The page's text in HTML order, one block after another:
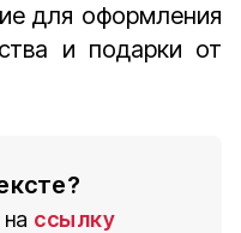
для оформления
и подарки от
ссылку